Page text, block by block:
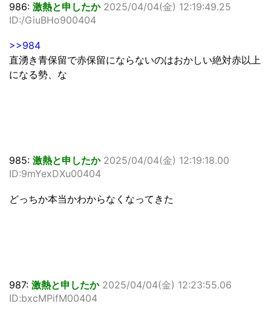
986: 激熱と申したか 2025/04/04(金) 12:19:49.25
ID:/GiuBHo900404
>>984
直湧き青保留で赤保留にならないのはおかしい絶対赤以上
になる勢、な
985: 激熱と申したか 2025/04/04(金) 12:19:18.00
ID:9mYexDXu00404
どっちか本当かわからなくなってきた
987: 激熱と申したか 2025/04/04(金) 12:23:55.06
ID:bxcMPifM00404